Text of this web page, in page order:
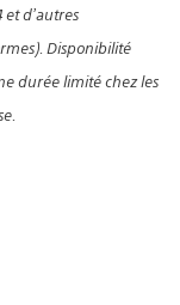
et d’autres
Disponibilité
durée limité chez les